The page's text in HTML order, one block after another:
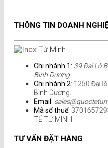
THÔNG TIN DOANH
Chi nhánh 1: 39 Đại Lộ
Bình Dương.
Chi nhánh 2: 1250 Đại
Bình Dương.
Email:
Mã số thuế:
TẾ TỨ MINH
TƯ VẤN ĐẶT HÀNG